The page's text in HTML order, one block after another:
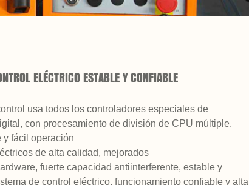
ELÉCTRICO ESTABLE Y CONFIABLE
usa todos los controladores especiales de
con procesamiento de división de CPU múltiple.
y fácil operación
de alta calidad, mejorados
fuerte capacidad antiinterferente, estable y
de control eléctrico, funcionamiento confiable y alta